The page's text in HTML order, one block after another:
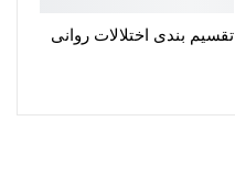
تقسیم بندی اختلالات روانی